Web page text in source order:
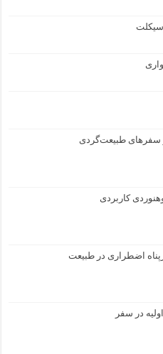
کاربردی
اضطراری در طبیعت
در سفر